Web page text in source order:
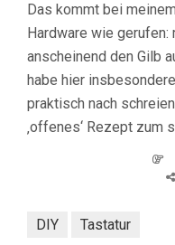
Das kommt bei
Hardware wie gerufen:
anscheinend den Gilb
habe hier
praktisch nach
‚offenes‘ Rezept zum
DIY Tastatur